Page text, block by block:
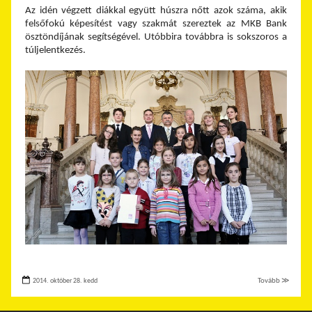
Az idén végzett diákkal együtt húszra nőtt azok száma, akik
felsőfokú képesítést vagy szakmát szereztek az MKB Bank
ösztöndíjának segítségével. Utóbbira továbbra is sokszoros a
túljelentkezés.
2014. október 28. kedd Tovább ≫